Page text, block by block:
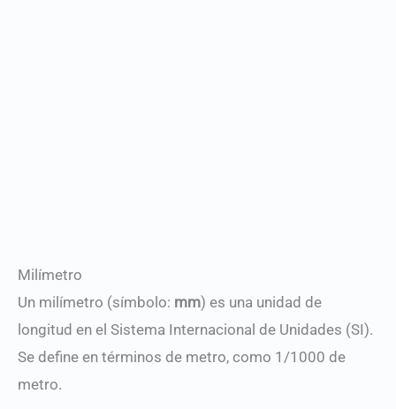
Milímetro
Un milímetro (símbolo: mm) es una unidad de
longitud en el Sistema Internacional de Unidades (SI).
Se define en términos de metro, como 1/1000 de
metro.